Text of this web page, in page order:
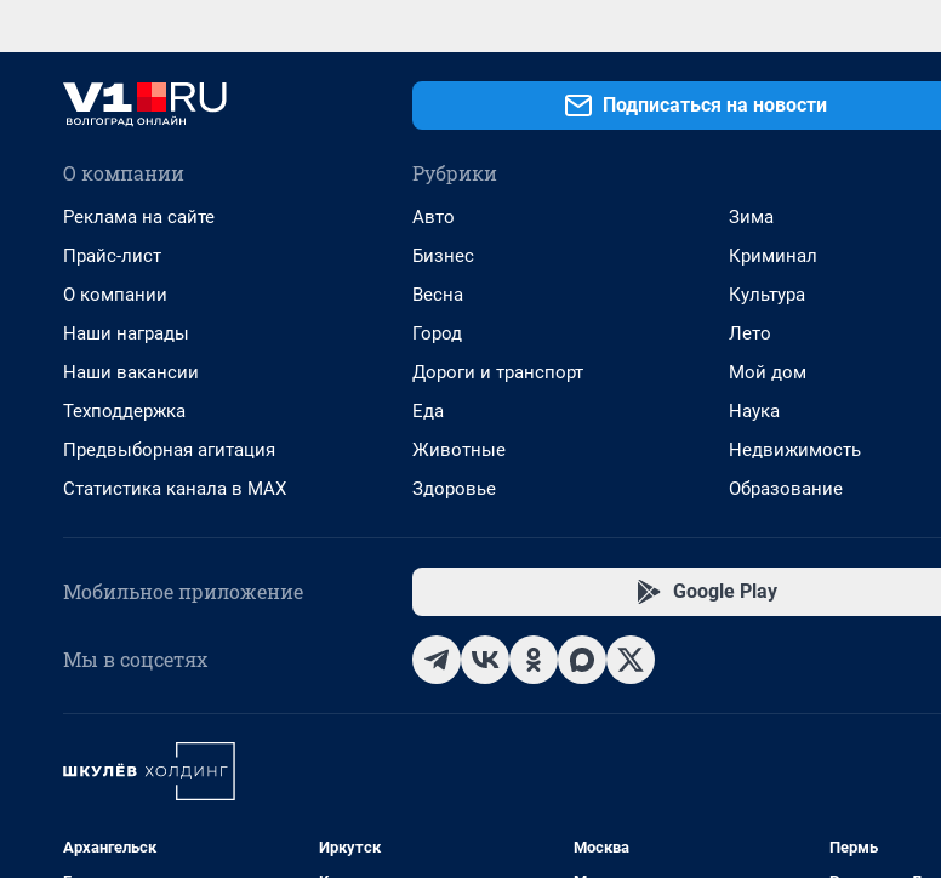
Подписаться на новости
О компании
Реклама на сайте
Прайс-лист
О компании
Наши награды
Наши вакансии
Техподдержка
Предвыборная агитация
Статистика канала в MAX
Рубрики
Авто
Бизнес
Весна
Город
Дороги и транспорт
Еда
Животные
Здоровье
Зима
Криминал
Культура
Лето
Мой дом
Наука
Недвижимость
Образование
Мобильное приложение Google Play
Мы в соцсетях
Архангельск
Иркутск
Москва
Пермь